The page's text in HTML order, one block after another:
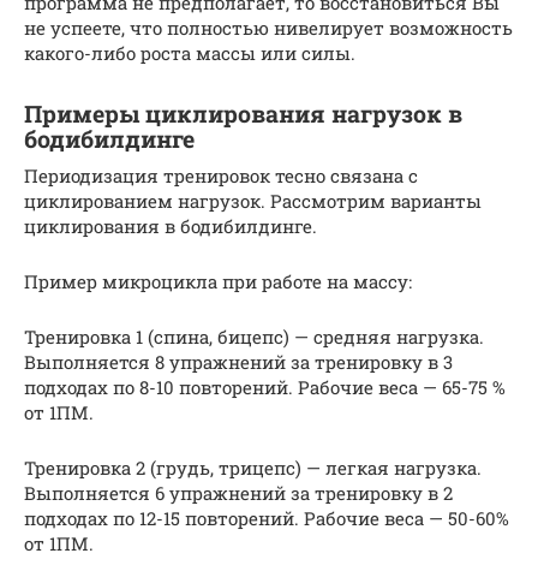
не успеете, что пол­нос­тью ни­ве­ли­ру­ет воз­мож­ность
какого-либо роста массы или силы.
Примеры циклирования нагрузок в
бодибилдинге
Периодизация тренировок тесно связана с
циклированием нагрузок. Рассмотрим варианты
циклирования в бодибилдинге.
Пример микроцикла при работе на массу:
Тренировка 1 (спина, бицепс) — средняя нагрузка.
Выполняется 8 упражнений за тренировку в 3
подходах по 8-10 повторений. Рабочие веса — 65-75 %
от 1ПМ.
Тренировка 2 (грудь, трицепс) — легкая нагрузка.
Выполняется 6 упражнений за тренировку в 2
подходах по 12-15 повторений. Рабочие веса — 50-60%
от 1ПМ.